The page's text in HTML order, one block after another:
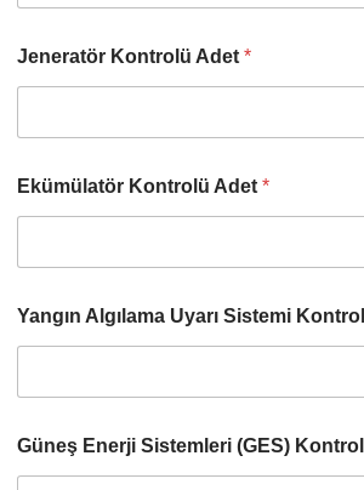
Jeneratör Kontrolü Adet *
Ekümülatör Kontrolü Adet *
Yangın Algılama Uyarı Sistemi
Güneş Enerji Sistemleri (GES)